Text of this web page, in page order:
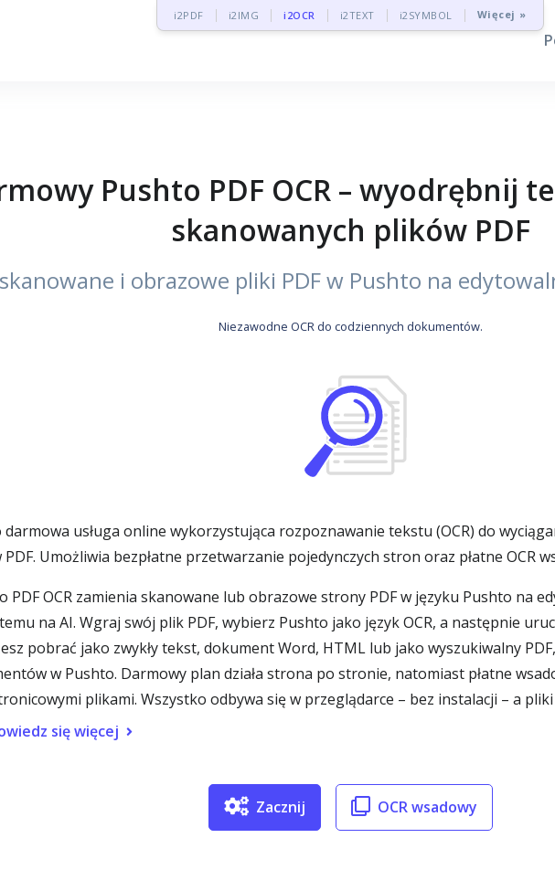
i2PDF i2IMG i2OCR i2TEXT i2SYMBOL Więcej »
Pushto PDF OCR – wyodrębnij
skanowanych plików PDF
i obrazowe pliki PDF w Pushto na
Niezawodne OCR do codziennych dokumentów.
darmowa usługa online wykorzystująca rozpoznawanie tekstu (OCR) do
Umożliwia bezpłatne przetwarzanie pojedynczych stron oraz płatne OCR
PDF OCR zamienia skanowane lub obrazowe strony PDF w języku Pushto na
na AI. Wgraj swój plik PDF, wybierz Pushto jako język OCR, a następnie
pobrać jako zwykły tekst, dokument Word, HTML lub jako wyszukiwalny
w Pushto. Darmowy plan działa strona po stronie, natomiast płatne
plikami. Wszystko odbywa się w przeglądarce – bez instalacji – a
się więcej
Zacznij OCR wsadowy